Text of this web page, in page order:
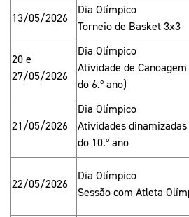
13/05/2026
Dia Olímpico
Torneio de Basket 3x3
20 e
27/05/2026
Dia Olímpico
Atividade de
do 6.º ano)
21/05/2026
Dia Olímpico
Atividades
do 10.º ano
22/05/2026
Dia Olímpico
Sessão com Atleta